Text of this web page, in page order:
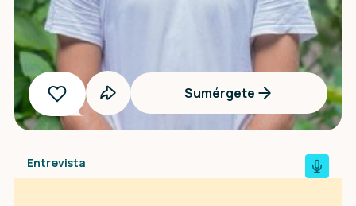
Sumérgete
Entrevista